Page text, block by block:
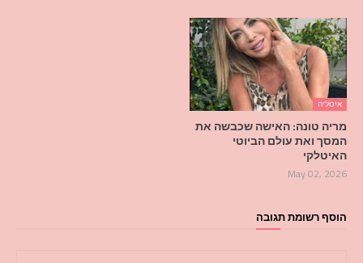
איטליה
מריה טונה: האישה שכבשה את
המסך ואת עולם הביוטי
האיטלקי
May 02, 2026
הוסף רשומת תגובה